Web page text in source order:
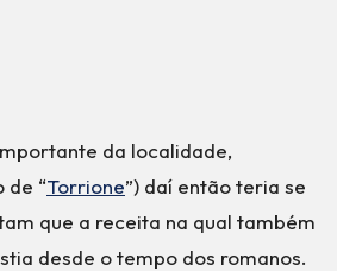
da localidade,
de “Torrione”) daí então teria se
que a receita na qual também
desde o tempo dos romanos.